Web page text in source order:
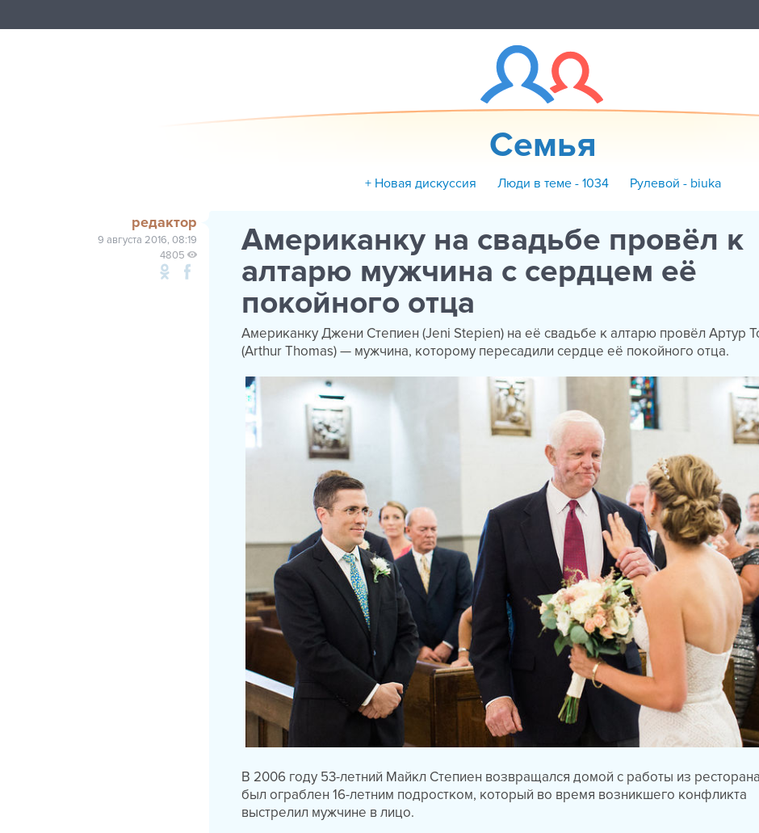
Семья
+ Новая дискуссия Люди в теме - 1034 Рулевой - biuka
редактор
9 августа 2016, 08:19
4805
Американку на свадьбе провёл к
алтарю мужчина с сердцем её
покойного отца
Американку Джени Степиен (Jeni Stepien) на её свадьбе к алтарю провёл Артур
(Arthur Thomas) — мужчина, которому пересадили сердце её покойного отца.
В 2006 году 53-летний Майкл Степиен возвращался домой с работы из
был ограблен 16-летним подростком, который во время возникшего конфликта
выстрелил мужчине в лицо.